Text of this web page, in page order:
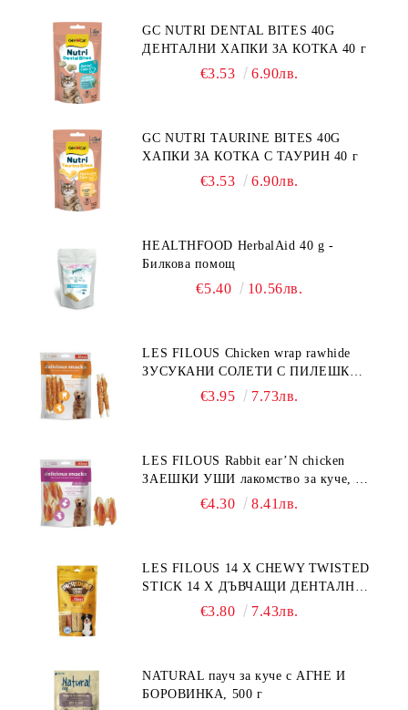
GC NUTRI DENTAL BITES 40G
ДЕНТАЛНИ ХАПКИ ЗА КОТКА 40 г
€3.53 6.90лв.
GC NUTRI TAURINE BITES 40G
ХАПКИ ЗА КОТКА С ТАУРИН 40 г
€3.53 6.90лв.
HEALTHFOOD HerbalAid 40 g -
Билкова помощ
€5.40 10.56лв.
LES FILOUS Chicken wrap rawhide
ЗУСУКАНИ СОЛЕТИ С ПИЛЕШКО,
лакомство за куче, 100 г
€3.95 7.73лв.
LES FILOUS Rabbit ear’N chicken
ЗАЕШКИ УШИ лакомство за куче, 50
€4.30 8.41лв.
LES FILOUS 14 X CHEWY TWISTED
STICK 14 X ДЪВЧАЩИ ДЕНТАЛНИ
СОЛЕТИ за куче, УВИТИ
€3.80 7.43лв.
NATURAL пауч за куче с АГНЕ И
БОРОВИНКА, 500 г